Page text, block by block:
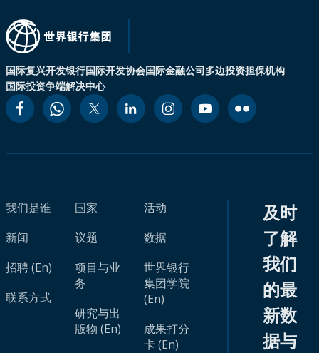
国际复兴开发银行国际开发协会国际金融公司多边投资担保机构
国际投资争端解决中心
我们是谁
新闻
招聘 (En)
联系方式
国家
议题
项目与业
务
研究与出
版物 (En)
活动
数据
世界银行
集团学院
(En)
成果打分
卡 (En)
及时
了解
我们
的最
新数
据与